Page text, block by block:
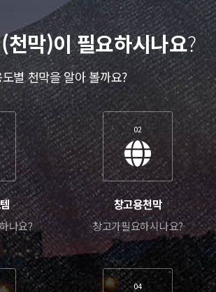
천막)이 필요하시나요?
별 천막을 알아 볼까요?
나요?
02
창고용천막
창고가필요하시나요?
04